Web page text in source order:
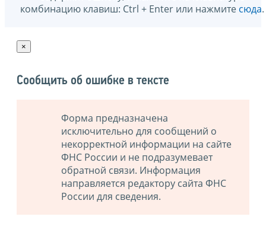
комбинацию клавиш: Ctrl + Enter или нажмите сюда.
×
Сообщить об ошибке в тексте
Форма предназначена
исключительно для сообщений о
некорректной информации на сайте
ФНС России и не подразумевает
обратной связи. Информация
направляется редактору сайта ФНС
России для сведения.